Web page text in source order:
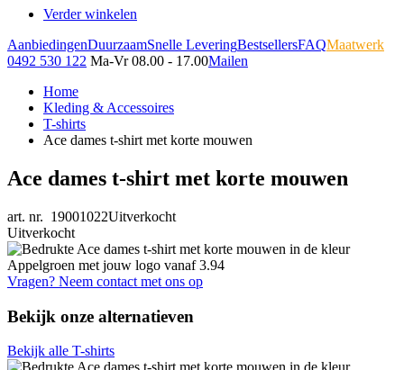
Verder winkelen
AanbiedingenDuurzaamSnelle LeveringBestsellersFAQMaatwerk
0492 530 122 Ma-Vr 08.00 - 17.00Mailen
Home
Kleding & Accessoires
T-shirts
Ace dames t-shirt met korte mouwen
Ace dames t-shirt met korte mouwen
art. nr. 19001022Uitverkocht
Uitverkocht
Vragen? Neem contact met ons op
Bekijk onze alternatieven
Bekijk alle T-shirts